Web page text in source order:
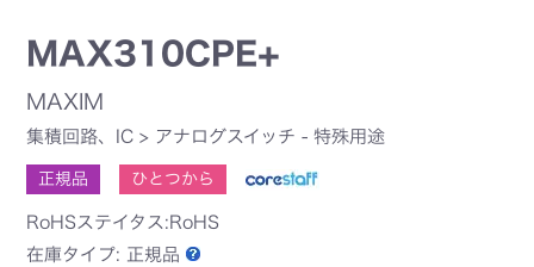
MAX310CPE+
MAXIM
集積回路、IC > アナログスイッチ - 特殊用途
正規品 ひとつから
RoHSステイタス:RoHS
在庫タイプ: 正規品